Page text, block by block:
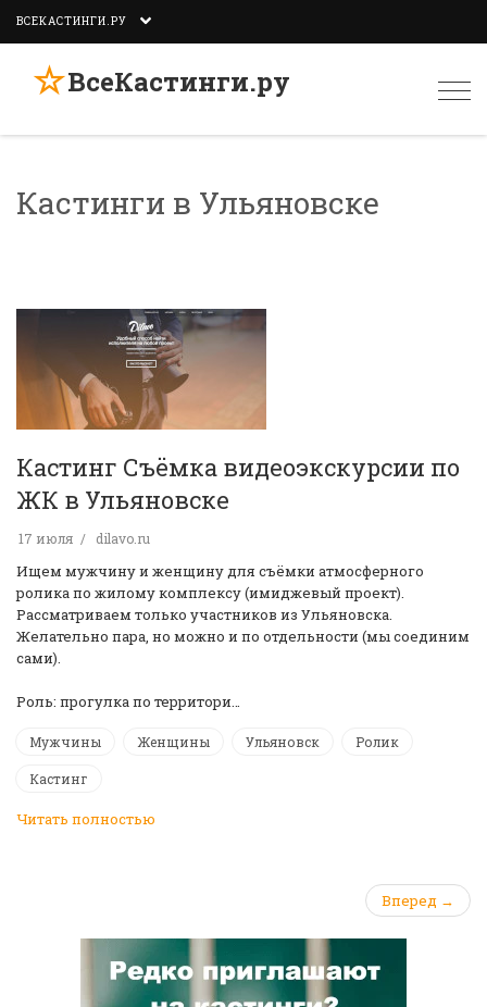
ВСЕКАСТИНГИ.РУ
☆ВсеКастинги.ру
Кастинги в Ульяновске
Кастинг Съёмка видеоэкскурсии по
ЖК в Ульяновске
17 июля dilavo.ru
Ищем мужчину и женщину для съёмки атмосферного
ролика по жилому комплексу (имиджевый проект).
Рассматриваем только участников из Ульяновска.
Желательно пара, но можно и по отдельности (мы соединим
сами).
Роль: прогулка по территори…
Мужчины Женщины Ульяновск Ролик
Кастинг
Читать полностью
Вперед →